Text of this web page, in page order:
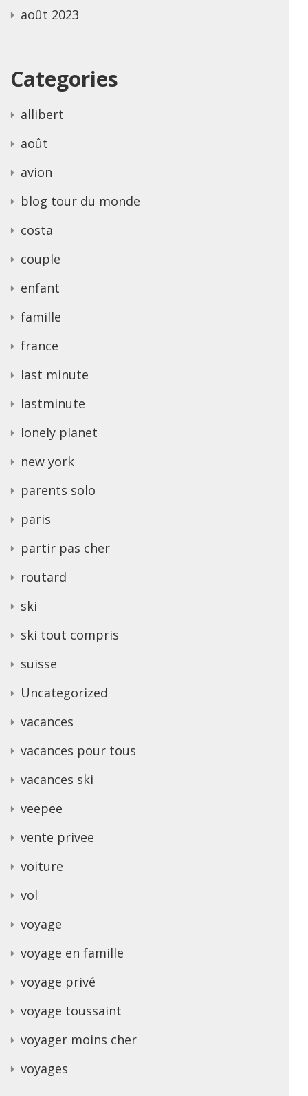
août 2023
Categories
allibert
août
avion
blog tour du monde
costa
couple
enfant
famille
france
last minute
lastminute
lonely planet
new york
parents solo
paris
partir pas cher
routard
ski
ski tout compris
suisse
Uncategorized
vacances
vacances pour tous
vacances ski
veepee
vente privee
voiture
vol
voyage
voyage en famille
voyage privé
voyage toussaint
voyager moins cher
voyages